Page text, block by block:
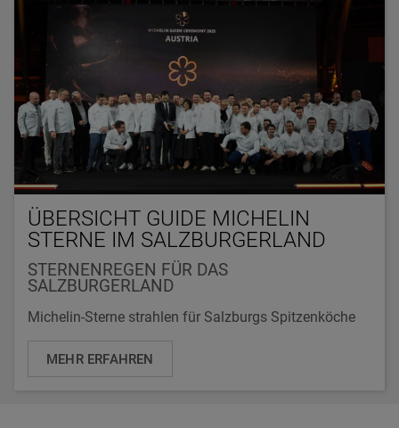
ÜBERSICHT GUIDE MICHELIN
STERNE IM SALZBURGERLAND
STERNENREGEN FÜR DAS
SALZBURGERLAND
Michelin-Sterne strahlen für Salzburgs Spitzenköche
MEHR ERFAHREN